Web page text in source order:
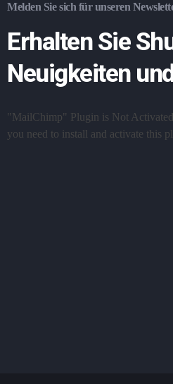
Melden Sie sich für unseren
Erhalten Sie
Neuigkeiten
"MailChimp" Plugin is Not
you need to install and activate this